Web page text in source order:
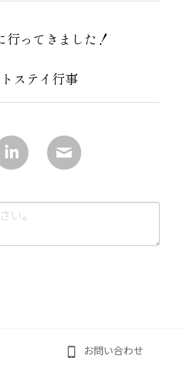
行ってきました！
ステイ行事
お問い合わせ